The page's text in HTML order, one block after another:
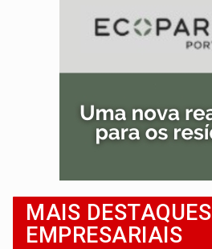
MAIS DESTAQUES
EMPRESARIAIS